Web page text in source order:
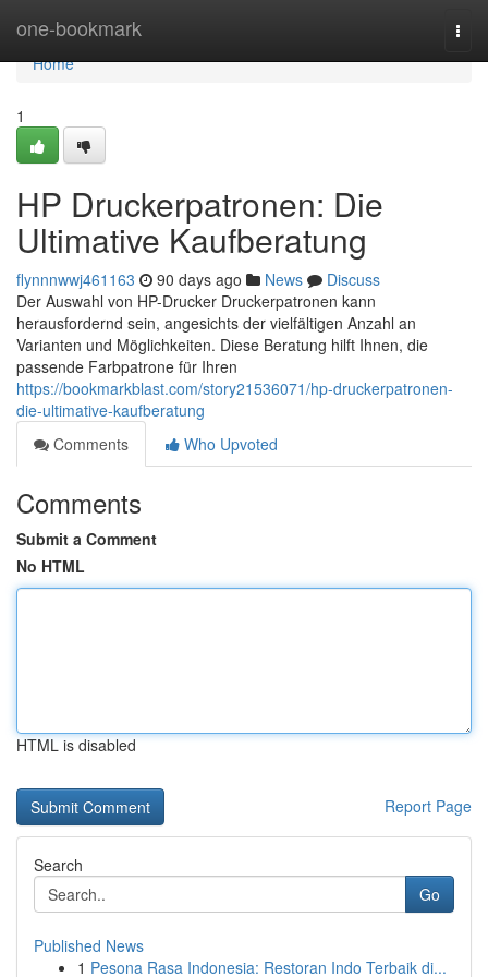
one-bookmark
Home
Home
1
HP Druckerpatronen: Die
Ultimative Kaufberatung
flynnnwwj461163 90 days ago News
Discuss
Der Auswahl von HP-Drucker Druckerpatronen kann
herausfordernd sein, angesichts der vielfältigen Anzahl an
Varianten und Möglichkeiten. Diese Beratung hilft Ihnen, die
passende Farbpatrone für Ihren
https://bookmarkblast.com/story21536071/hp-druckerpatronen-
die-ultimative-kaufberatung
Comments
Who Upvoted
Comments
Submit a Comment
No HTML
HTML is disabled
Report Page
Search
Go
Published News
1 Pesona Rasa Indonesia: Restoran Indo Terbaik di...